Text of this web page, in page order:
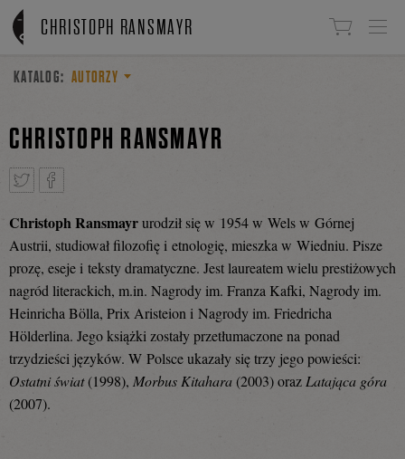
Linki do przejścia
CHRISTOPH RANSMAYR
KATALOG: AUTORZY
CHRISTOPH RANSMAYR
TweetnijPodziel
się
na
Christoph Ransmayrurodził się w 1954 w Wels w Górnej
Austrii, studiował filozofię i etnologię, mieszka w Wiedniu. Pisze
prozę, eseje i teksty dramatyczne. Jest laureatem wielu prestiżowych
nagród literackich, m.in. Nagrody im. Franza Kafki, Nagrody im.
Heinricha Bölla, Prix Aristeion i Nagrody im. Friedricha
Hölderlina. Jego książki zostały przetłumaczone na ponad
trzydzieści języków. W Polsce ukazały się trzy jego powieści:
Ostatni świat(1998), Morbus Kitahara (2003) orazLatająca góra
(2007).